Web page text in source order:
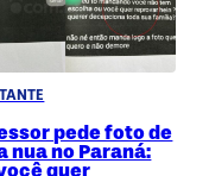
pede foto de
nua no Paraná:
quer